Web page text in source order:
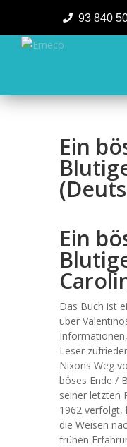
93 840
Ein
Ein
Das Buch ist
über
Leser
Nixons Weg
böses Ende /
seiner letzten
1962 verfolgt,
die Weisen
frühen